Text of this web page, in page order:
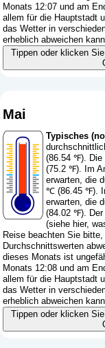
Monats 12:07 und am
allem für die Hauptstadt
das Wetter in
erheblich abweichen
Tippen oder klicken
Mai
Typisches
(86.54 ℉). Die
(75.2 ℉). Im
erwarten, die
℃ (86.45 ℉).
erwarten, die
(84.02 ℉). Der
(siehe hier,
Reise beachten Sie
Durchschnittswerten
dieses Monats ist
Monats 12:08 und am
allem für die Hauptstadt
das Wetter in
erheblich abweichen
Tippen oder klicken